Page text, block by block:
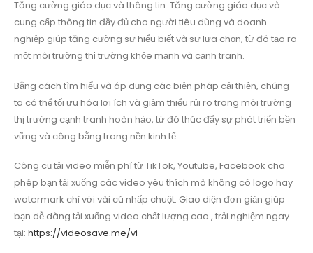
Tăng cường giáo dục và thông tin: Tăng cường giáo dục và
cung cấp thông tin đầy đủ cho người tiêu dùng và doanh
nghiệp giúp tăng cường sự hiểu biết và sự lựa chọn, từ đó tạo ra
một môi trường thị trường khỏe mạnh và cạnh tranh.
Bằng cách tìm hiểu và áp dụng các biện pháp cải thiện, chúng
ta có thể tối ưu hóa lợi ích và giảm thiểu rủi ro trong môi trường
thị trường cạnh tranh hoàn hảo, từ đó thúc đẩy sự phát triển bền
vững và công bằng trong nền kinh tế.
Công cụ tải video miễn phí từ TikTok, Youtube, Facebook cho
phép bạn tải xuống các video yêu thích mà không có logo hay
watermark chỉ với vài cú nhấp chuột. Giao diện đơn giản giúp
bạn dễ dàng tải xuống video chất lượng cao , trải nghiệm ngay
tại: https://videosave.me/vi